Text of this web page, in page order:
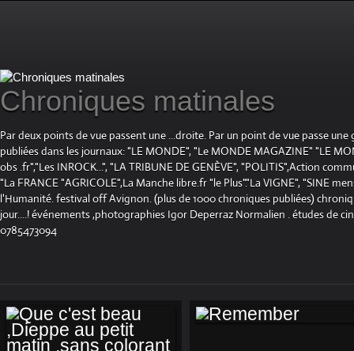
Chroniques matinales
Par deux points de vue passent une ...droite. Par un point de vue passe
publiées dans les journaux: "LE MONDE", "Le MONDE MAGAZINE" "LE
obs .fr","Les INROCK...", "LA TRIBUNE DE GENÈVE", "POLITIS",Action
"La FRANCE "AGRICOLE",La Manche libre.fr "le Plus"."La VIGNE", "SINE
l'Humanité. festival off Avignon. (plus de 1000 chroniques publiées)
jour....! événements ,photographies Igor Deperraz Normalien . études de
0785473094